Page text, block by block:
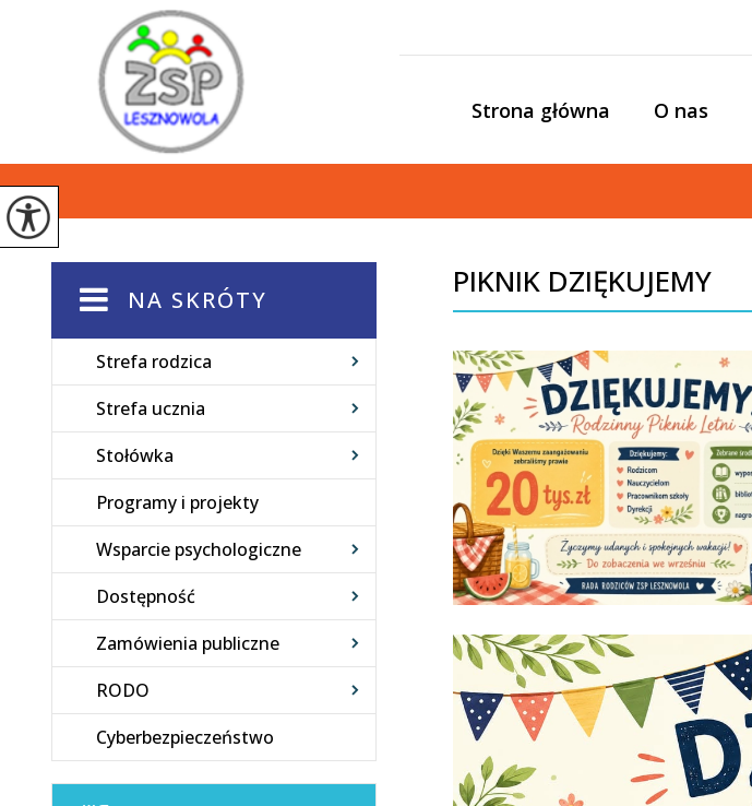
Strona główna O nas
PIKNIK DZIĘKUJEMY
NA SKRÓTY
Strefa rodzica
Strefa ucznia
Stołówka
Programy i projekty
Wsparcie psychologiczne
Dostępność
Zamówienia publiczne
RODO
Cyberbezpieczeństwo